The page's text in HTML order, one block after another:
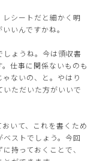
シートだと細かく明
いんですかね。
ょうね。今は領収書
仕事に関係ないものも
ないの、と。やはり
いただいた方がいいで
いて、これを書くため
ストでしょう。今回
持っておくことで、